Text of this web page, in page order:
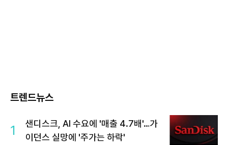
트렌드뉴스
1
샌디스크, AI 수요에 '매출 4.7배'…가
이던스 실망에 '주가는 하락'